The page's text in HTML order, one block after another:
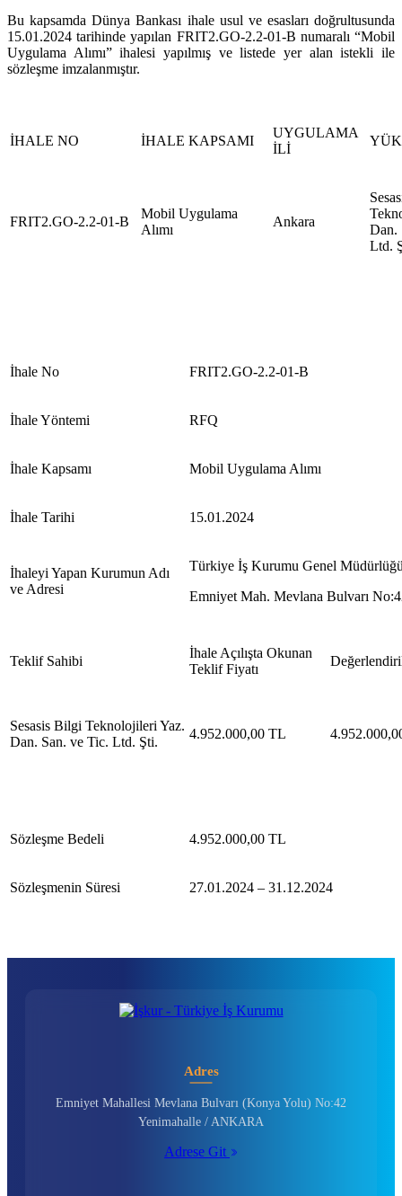
Bu kapsamda Dünya Bankası ihale usul ve esasları doğrultusunda
15.01.2024 tarihinde yapılan FRIT2.GO-2.2-01-B numaralı “Mobil
Uygulama Alımı” ihalesi yapılmış ve listede yer alan istekli ile
sözleşme imzalanmıştır.
İHALE NO İHALE KAPSAMI
UYGULAMA
İLİ
FRIT2.GO-2.2-01-B
Mobil Uygulama
Alımı
Ankara
Dan.
Ltd.
İhale No FRIT2.GO-2.2-01-B
İhale Yöntemi RFQ
İhale Kapsamı Mobil Uygulama Alımı
İhale Tarihi 15.01.2024
İhaleyi Yapan Kurumun Adı
ve Adresi
Türkiye İş Kurumu Genel
Emniyet Mah. Mevlana Bulvarı
Teklif Sahibi
İhale Açılışta Okunan
Teklif Fiyatı
Sesasis Bilgi Teknolojileri Yaz.
Dan. San. ve Tic. Ltd. Şti.
4.952.000,00 TL
Sözleşme Bedeli 4.952.000,00 TL
Sözleşmenin Süresi 27.01.2024 – 31.12.2024
Adres
Emniyet Mahallesi Mevlana Bulvarı (Konya Yolu) No:42
Yenimahalle / ANKARA
Adrese Git